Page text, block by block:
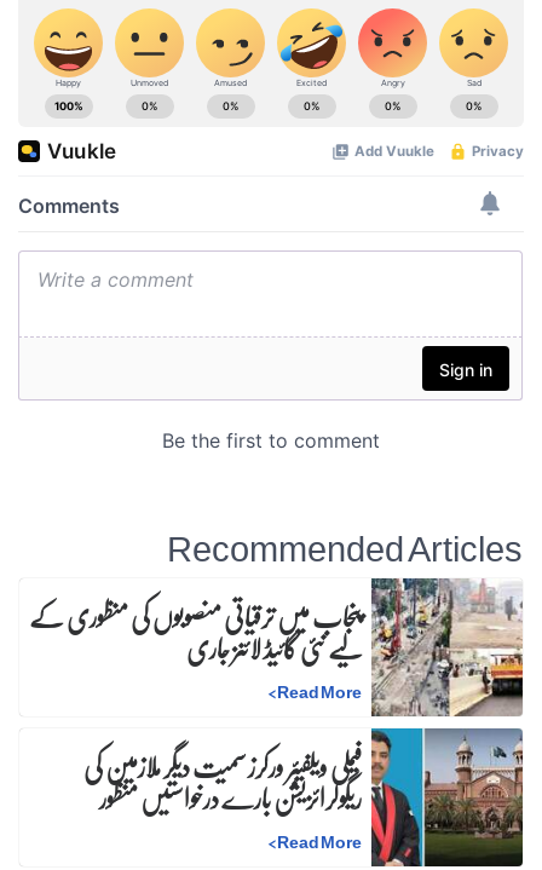
Recommended Articles
پنجاب میں ترقیاتی منصوبوں کی منظوری کے
لیے نئی گائیڈ لائنز جاری
Read More
>
فیملی ویلفیئر ورکرز سمیت دیگر ملازمین کی
ریگولرائزیشن بارے درخواستیں منظور
Read More
>